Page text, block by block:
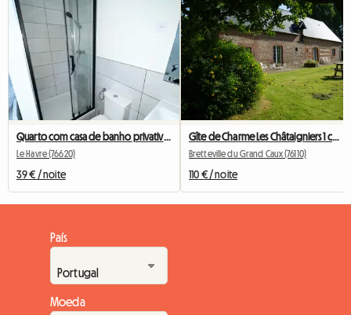
Quarto com casa de banho privativa em anexo
Le Havre (76620)
39 € / noite
Gîte de Charme Les Châtaigniers 1 chambre
Bretteville du Grand Caux (76110)
110 € / noite
País
Moeda